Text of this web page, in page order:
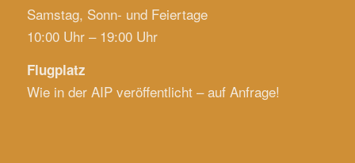
Samstag, Sonn- und Feiertage
10:00 Uhr – 19:00 Uhr
Flugplatz
Wie in der AIP veröffentlicht – auf Anfrage!